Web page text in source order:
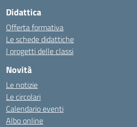
Didattica
Offerta formativa
Le schede didattiche
I progetti delle classi
Novità
Le notizie
Le circolari
Calendario eventi
Albo online